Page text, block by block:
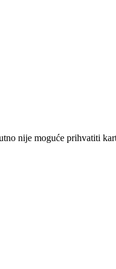
nije moguće prihvatiti